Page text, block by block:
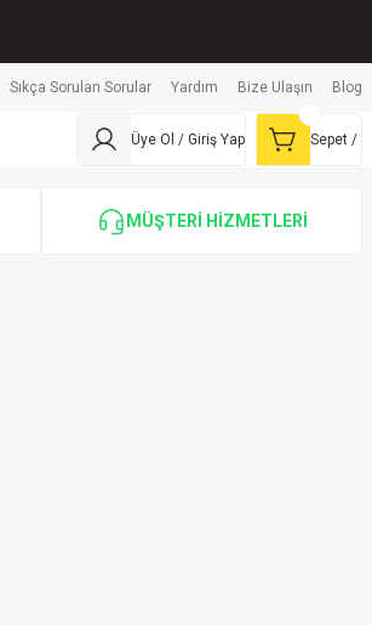
Sıkça Sorulan Sorular Yardım Bize Ulaşın Blog
Üye Ol / Giriş Yap Sepet /
MÜŞTERİ HİZMETLERİ